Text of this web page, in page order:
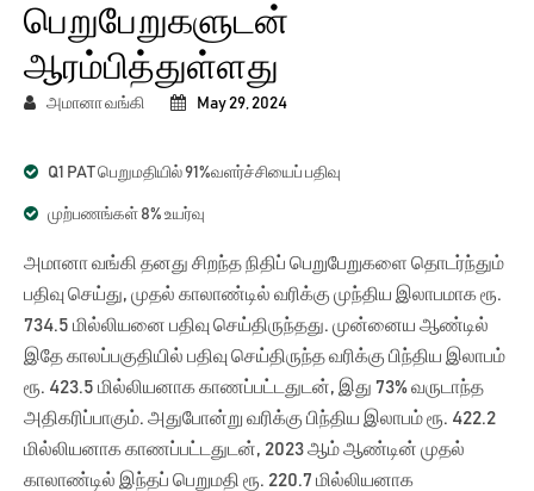
பெறுபேறுகளுடன்
ஆரம்பித்துள்ளது
அமானா வங்கி May 29, 2024
Q1 PAT பெறுமதியில் 91%வளர்ச்சியைப் பதிவு
முற்பணங்கள் 8% உயர்வு
அமானா வங்கி தனது சிறந்த நிதிப் பெறுபேறுகளை தொடர்ந்தும்
பதிவு செய்து, முதல் காலாண்டில் வரிக்கு முந்திய இலாபமாக ரூ.
734.5 மில்லியனை பதிவு செய்திருந்தது. முன்னைய ஆண்டில்
இதே காலப்பகுதியில் பதிவு செய்திருந்த வரிக்கு பிந்திய இலாபம்
ரூ. 423.5 மில்லியனாக காணப்பட்டதுடன், இது 73% வருடாந்த
அதிகரிப்பாகும். அதுபோன்று வரிக்கு பிந்திய இலாபம் ரூ. 422.2
மில்லியனாக காணப்பட்டதுடன், 2023 ஆம் ஆண்டின் முதல்
காலாண்டில் இந்தப் பெறுமதி ரூ. 220.7 மில்லியனாக